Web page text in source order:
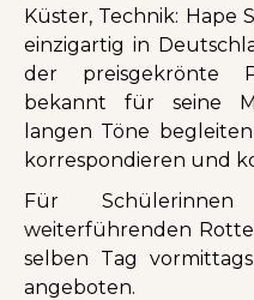
Küster, Technik: Hape
einzigartig in
der preisgekrönte
bekannt für seine
langen Töne
korrespondieren und
Für
weiterführenden
selben Tag
angeboten.